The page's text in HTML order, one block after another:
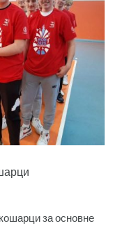
за основне